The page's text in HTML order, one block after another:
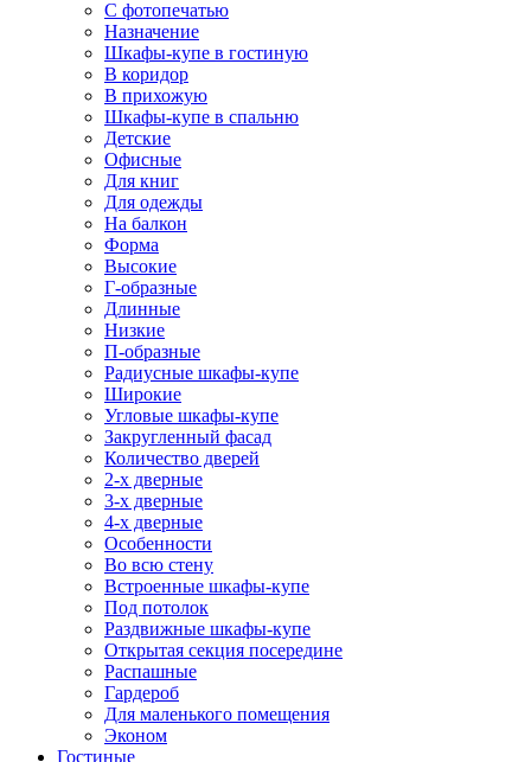
С фотопечатью
Назначение
Шкафы-купе в гостиную
В коридор
В прихожую
Шкафы-купе в спальню
Детские
Офисные
Для книг
Для одежды
На балкон
Форма
Высокие
Г-образные
Длинные
Низкие
П-образные
Радиусные шкафы-купе
Широкие
Угловые шкафы-купе
Закругленный фасад
Количество дверей
2-х дверные
3-х дверные
4-х дверные
Особенности
Во всю стену
Встроенные шкафы-купе
Под потолок
Раздвижные шкафы-купе
Открытая секция посередине
Распашные
Гардероб
Для маленького помещения
Эконом
Гостиные